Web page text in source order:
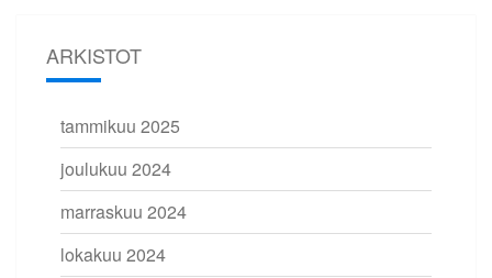
ARKISTOT
tammikuu 2025
joulukuu 2024
marraskuu 2024
lokakuu 2024